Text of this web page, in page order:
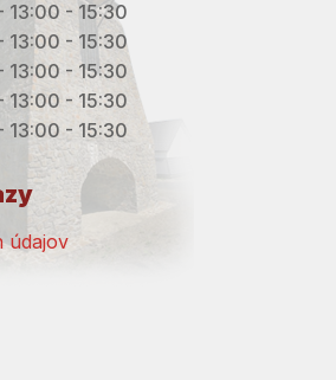
13:00 - 15:30
13:00 - 15:30
13:00 - 15:30
13:00 - 15:30
13:00 - 15:30
údajov